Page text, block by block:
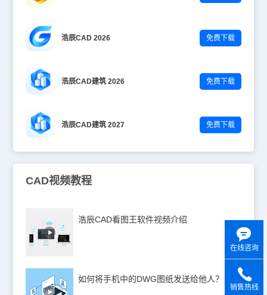
浩辰CAD 2026 免费下载
浩辰CAD建筑 2026 免费下载
浩辰CAD建筑 2027 免费下载
CAD视频教程
浩辰CAD看图王软件视频介绍
如何将手机中的DWG图纸发送给他人？
在线咨询
销售热线